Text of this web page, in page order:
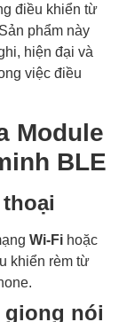
điều khiển từ
phẩm này
hiện đại và
việc điều
Module
BLE
Wi-Fi hoặc
khiển rèm từ
giọng nói